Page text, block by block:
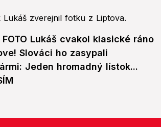
FOTO Lukáš cvakol klasické ráno
Slováci ho zasypali
Jeden hromadný lístok...